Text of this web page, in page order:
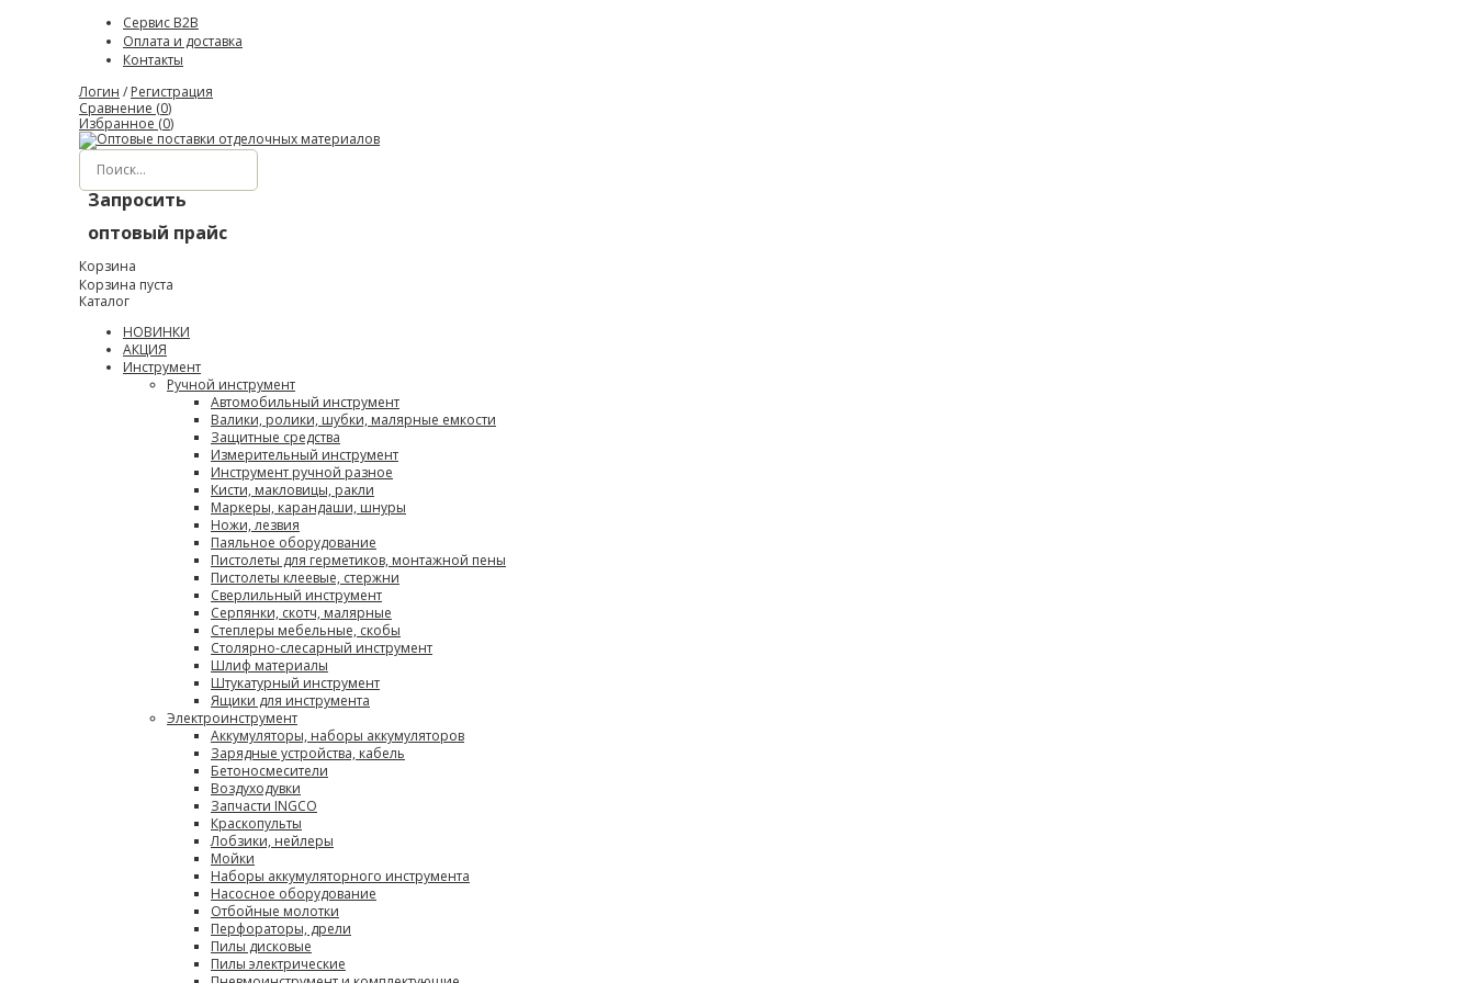
Сервис B2B
Оплата и доставка
Контакты
Логин / Регистрация
Сравнение (0)
Избранное (0)
Запросить
оптовый прайс
Корзина
Корзина пуста
Каталог
НОВИНКИ
АКЦИЯ
Инструмент
Ручной инструмент
Автомобильный инструмент
Валики, ролики, шубки, малярные емкости
Защитные средства
Измерительный инструмент
Инструмент ручной разное
Кисти, макловицы, ракли
Маркеры, карандаши, шнуры
Ножи, лезвия
Паяльное оборудование
Пистолеты для герметиков, монтажной пены
Пистолеты клеевые, стержни
Сверлильный инструмент
Серпянки, скотч, малярные
Степлеры мебельные, скобы
Столярно-слесарный инструмент
Шлиф материалы
Штукатурный инструмент
Ящики для инструмента
Электроинструмент
Аккумуляторы, наборы аккумуляторов
Зарядные устройства, кабель
Бетоносмесители
Воздуходувки
Запчасти INGCO
Краскопульты
Лобзики, нейлеры
Мойки
Наборы аккумуляторного инструмента
Насосное оборудование
Отбойные молотки
Перфораторы, дрели
Пилы дисковые
Пилы электрические